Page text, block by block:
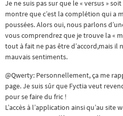
Je ne suis pas sur que le « versus »
montre que c’est la complétion qui a
poussées. Alors oui, nous parlons
vous comprendrez que je trouve la «
tout à fait ne pas être d’accord,mais il
mauvais sentiments.
@Qwerty: Personnellement, ça me
page. Je suis sûr que Fyctia veut
pour se faire du fric !
L’accès à l’application ainsi qu’au